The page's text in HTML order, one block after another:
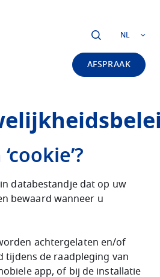
NL
AFSPRAAK
databestandje dat op uw
bewaard wanneer u
achtergelaten en/of
tijdens de raadpleging van
app, of bij de installatie